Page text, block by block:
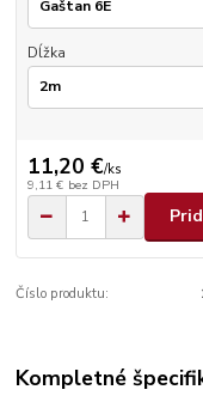
Dĺžka
11,20 €/ks
9,11 € bez DPH
Číslo produktu:
Kompletné